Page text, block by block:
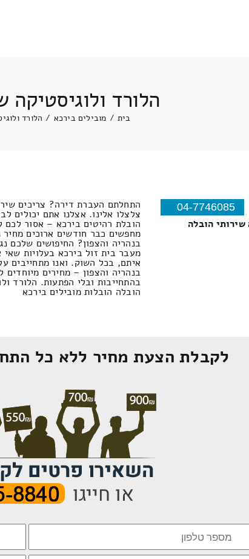
הלורד ולוגיסטיקה
בית / מובילים בירכא / הלורד
04-7746085
שירותי הובלה
התחלתם העברת דירה? צריכים
צלצלו אלינו. אצלנו אתם יכולים
הובלת רהיטים בירכא – אסור
מחפשים כבר חודשים ארוכים מחיר
בנהריה והצפון? החיפושים שלכם
מעבר בית זול בירכא בעלויות
איתם, בכל השוק. ואנו מתחייבים
בנהריה והצפון – מחירים מיוחדים
בהתחייבות ובלי הפתעות. הלורד
הובלה הובלות מובילים בירכא
לקבלת הצעת מחיר ללא כל